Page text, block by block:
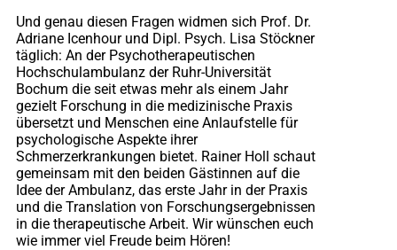
Und genau diesen Fragen widmen sich Prof. Dr.
Adriane Icenhour und Dipl. Psych. Lisa Stöckner
täglich: An der Psychotherapeutischen
Hochschulambulanz der Ruhr-Universität
Bochum die seit etwas mehr als einem Jahr
gezielt Forschung in die medizinische Praxis
übersetzt und Menschen eine Anlaufstelle für
psychologische Aspekte ihrer
Schmerzerkrankungen bietet. Rainer Holl schaut
gemeinsam mit den beiden Gästinnen auf die
Idee der Ambulanz, das erste Jahr in der Praxis
und die Translation von Forschungsergebnissen
in die therapeutische Arbeit. Wir wünschen euch
wie immer viel Freude beim Hören!